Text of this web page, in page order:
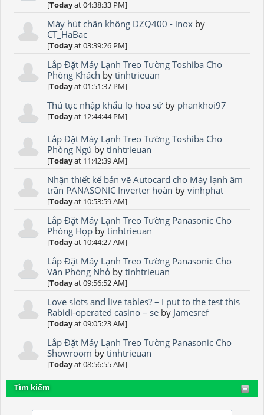
[Todayat 04:38:33 PM]
Máy hút chân không DZQ400 - inox by
CT_HaBac
[Todayat 03:39:26 PM]
Lắp Đặt Máy Lạnh Treo Tường Toshiba Cho
Phòng Khách bytinhtrieuan
[Todayat 01:51:37 PM]
Thủ tục nhập khẩu lọ hoa sứby phankhoi97
[Todayat 12:44:44 PM]
Lắp Đặt Máy Lạnh Treo Tường Toshiba Cho
Phòng Ngủ bytinhtrieuan
[Todayat 11:42:39 AM]
Nhận thiết kế bản vẽ Autocard cho Máy lạnh âm
trần PANASONIC Inverter hoàn byvinhphat
[Todayat 10:53:59 AM]
Lắp Đặt Máy Lạnh Treo Tường Panasonic Cho
Phòng Họp bytinhtrieuan
[Todayat 10:44:27 AM]
Lắp Đặt Máy Lạnh Treo Tường Panasonic Cho
Văn Phòng Nhỏ bytinhtrieuan
[Todayat 09:56:52 AM]
Love slots and live tables? – I put to the test this
Rabidi-operated casino – se by Jamesref
[Todayat 09:05:23 AM]
Lắp Đặt Máy Lạnh Treo Tường Panasonic Cho
Showroom bytinhtrieuan
[Todayat 08:56:55 AM]
Tìm kiếm